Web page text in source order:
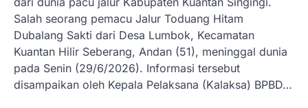
Salah seorang pemacu Jalur Toduang Hitam
Dubalang Sakti dari Desa Lumbok, Kecamatan
Kuantan Hilir Seberang, Andan (51), meninggal dunia
pada Senin (29/6/2026). Informasi tersebut
disampaikan oleh Kepala Pelaksana (Kalaksa) BPBD…